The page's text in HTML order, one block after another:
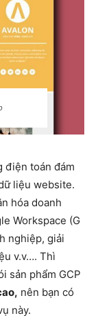
điện toán đám
liệu website.
hóa doanh
Workspace (G
nghiệp, giải
v.v…. Thì
sản phẩm GCP
nên bạn có
này.